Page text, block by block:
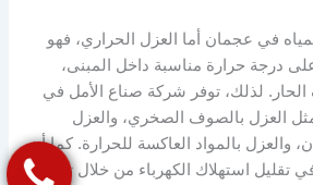
في عجمان أما العزل الحراري، فهو
درجة حرارة مناسبة داخل المبنى،
لذلك، توفر شركة صناع الأمل في
العزل بالصوف الصخري، والعزل
والعزل بالمواد العاكسة للحرارة. كما أن
تقليل استهلاك الكهرباء من خلال تقليل